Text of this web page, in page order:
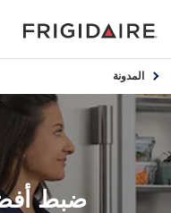
المدونة
ضبط